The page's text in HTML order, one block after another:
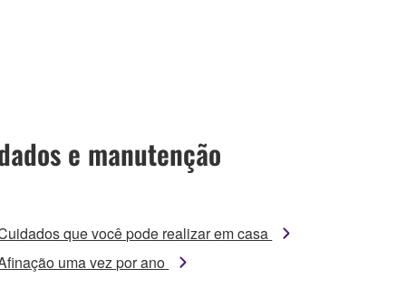
e manutenção
que você pode realizar em casa
uma vez por ano